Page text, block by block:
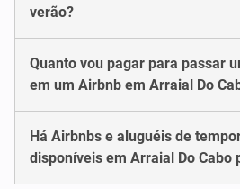
verão?
Quanto vou pagar para passar
em um Airbnb em Arraial Do
Há Airbnbs e aluguéis de
disponíveis em Arraial Do Cabo